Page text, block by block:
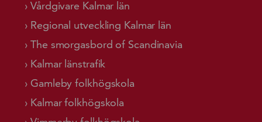
Vårdgivare Kalmar län
Regional utveckling Kalmar län
The smorgasbord of Scandinavia
Kalmar länstrafik
Gamleby folkhögskola
Kalmar folkhögskola